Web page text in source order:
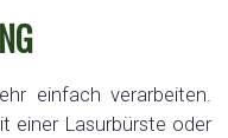
einfach verarbeiten.
einer Lasurbürste oder